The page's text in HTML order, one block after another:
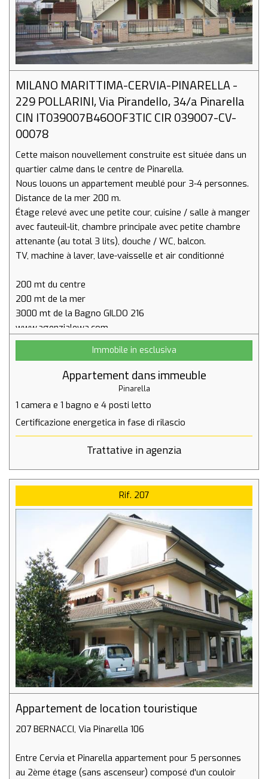
MILANO MARITTIMA-CERVIA-PINARELLA -
229 POLLARINI, Via Pirandello, 34/a Pinarella
CIN IT039007B46OOF3TIC CIR 039007-CV-
00078
Cette maison nouvellement construite est située dans un
quartier calme dans le centre de Pinarella.
Nous louons un appartement meublé pour 3-4 personnes.
Distance de la mer 200 m.
Étage relevé avec une petite cour, cuisine / salle à manger
avec fauteuil-lit, chambre principale avec petite chambre
attenante (au total 3 lits), douche / WC, balcon.
TV, machine à laver, lave-vaisselle et air conditionné
200 mt du centre
200 mt de la mer
3000 mt de la Bagno GILDO 216
Immobile in esclusiva
Appartement dans immeuble
Pinarella
1 camera e 1 bagno e 4 posti letto
Certificazione energetica in fase di rilascio
Trattative in agenzia
Rif. 207
Appartement de location touristique
207 BERNACCI, Via Pinarella 106
Entre Cervia et Pinarella appartement pour 5 personnes
au 2ème étage (sans ascenseur) composé d'un couloir